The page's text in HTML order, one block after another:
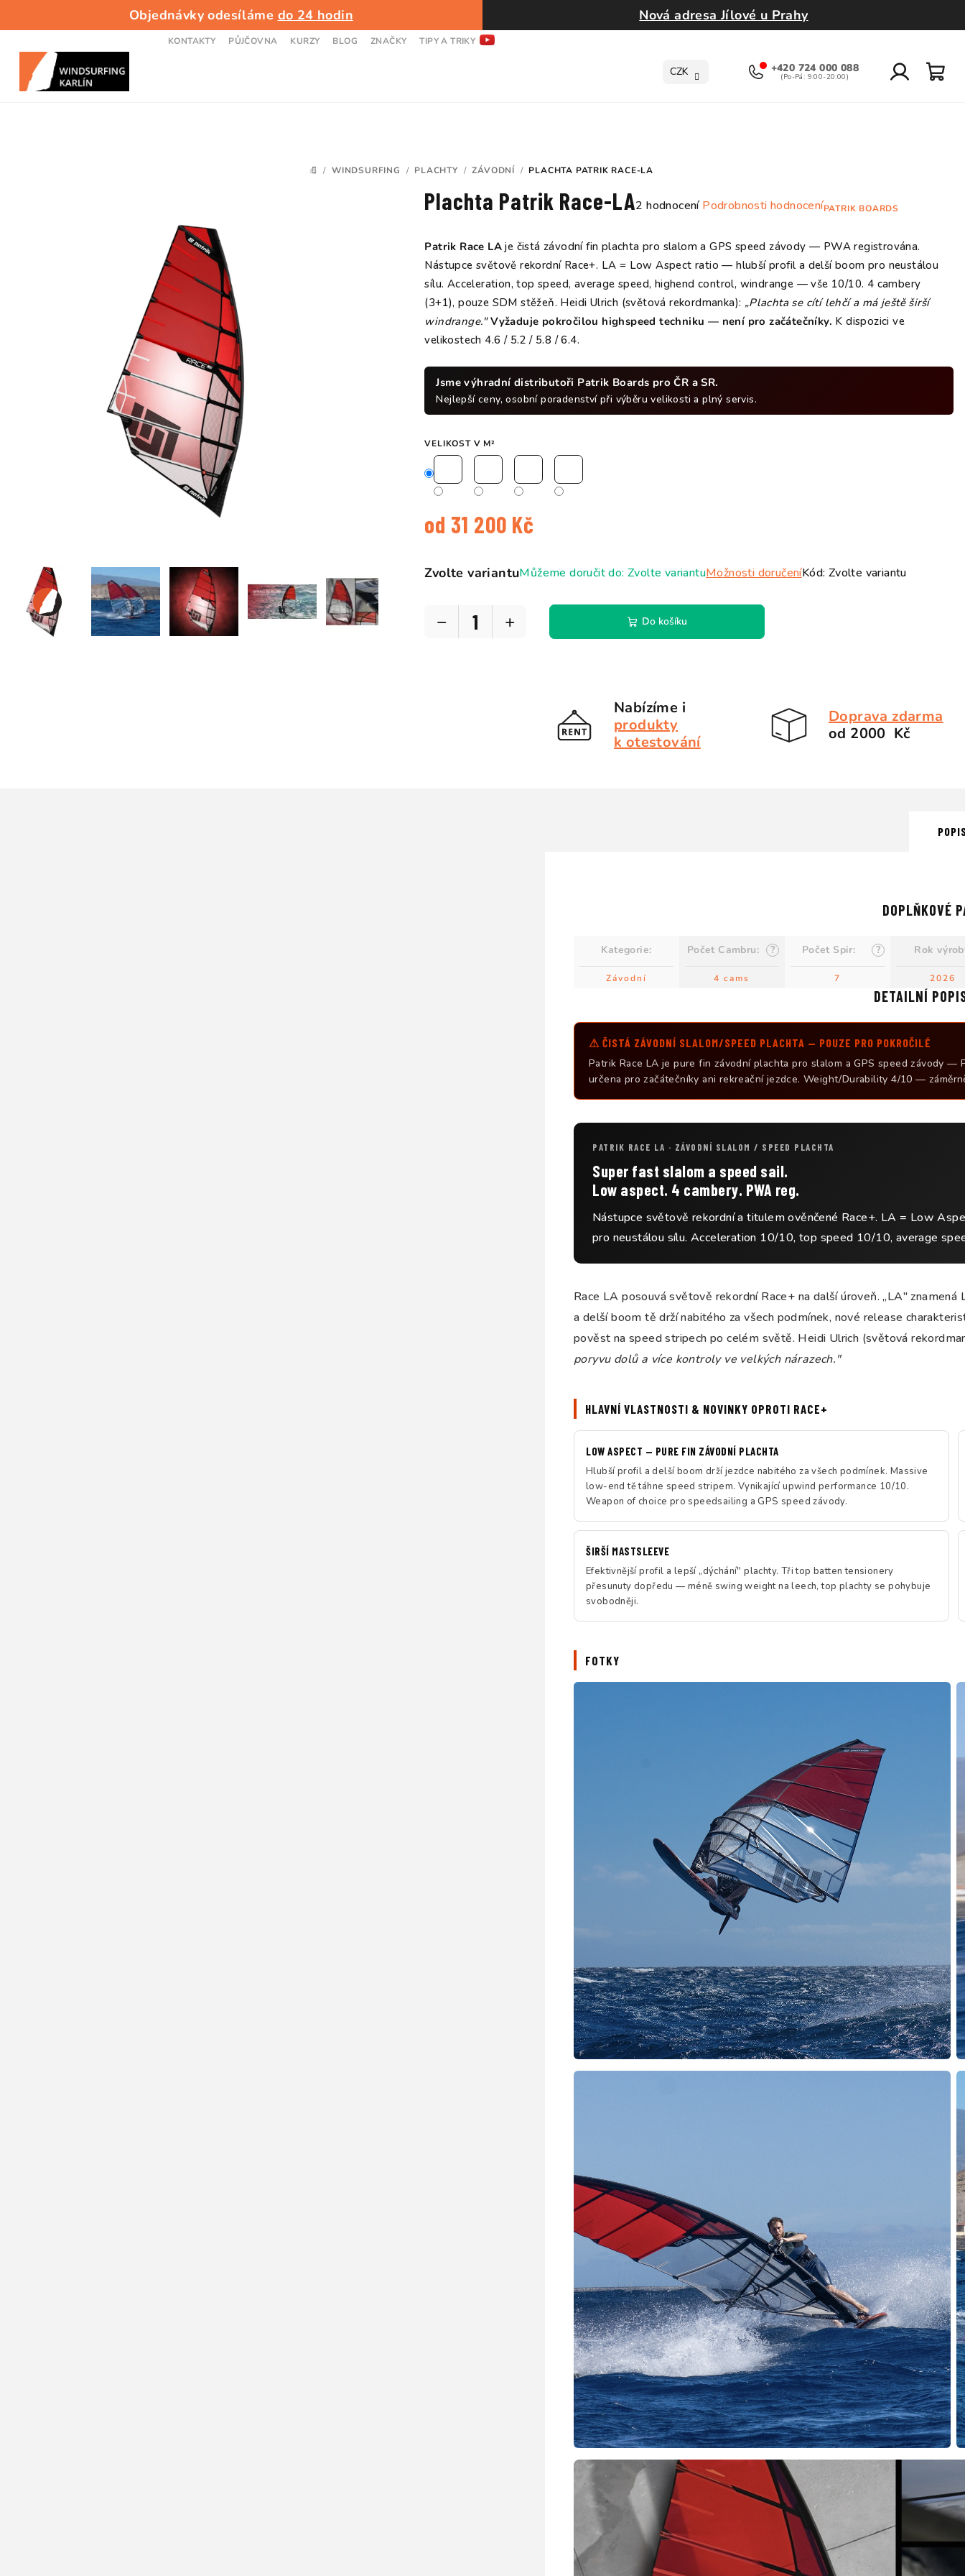
Objednávky odesíláme do 24 hodin Nová adresa Jílové u Prahy
KONTAKTY PŮJČOVNA KURZY BLOG ZNAČKY TIPY A TRIKY
CZK +420 724 000 088
DOMŮ
/ WINDSURFING / PLACHTY / ZÁVODNÍ / PLACHTA PATRIK RACE-LA
PATRIK BOARDS
Plachta Patrik Race-LAPrůměrné
produktu
je
5,0
z
5
hvězdiček.
2 hodnocení Podrobnosti hodnocení
Patrik Race LAje čistá závodní fin plachta pro slalom a GPS speed závody — PWA registrována.
Nástupce světově rekordní Race+. LA = Low Aspect ratio — hlubší profil a delší boom pro neustálou
sílu. Acceleration, top speed, average speed, highend control, windrange — vše 10/10. 4 cambery
(3+1), pouze SDM stěžeň. Heidi Ulrich (světová rekordmanka): „Plachta se cítí lehčí a má ještě širší
windrange." Vyžaduje pokročilou highspeed techniku — není pro začátečníky. K dispozici ve
velikostech 4.6 / 5.2 / 5.8 / 6.4.
Jsme výhradní distributoři Patrik Boards pro ČR a SR.
Nejlepší ceny, osobní poradenství při výběru velikosti a plný servis.
VELIKOST V M²
od 31 200 Kč
cena:
Zvolte variantuMůžeme doručit do: Zvolte variantuMožnosti doručeníKód: Zvolte variantu
+
− Do košíku
Nabízíme i
produkty
k otestování
Doprava zdarma
od 2000 Kč
DETAILNÍ
⚠ ČISTÁ ZÁVODNÍ SLALOM/SPEED PLACHTA — POUZE PRO POKROČILÉ
Patrik Race LA je pure fin závodní plachta pro slalom a GPS speed závody
určena pro začátečníky ani rekreační jezdce. Weight/Durability 4/10 —
PATRIK RACE LA · ZÁVODNÍ SLALOM / SPEED PLACHTA
Super fast slalom a speed sail.
Low aspect. 4 cambery. PWA reg.
Nástupce světově rekordní a titulem ověnčené Race+. LA = Low
pro neustálou sílu. Acceleration 10/10, top speed 10/10, average
Race LA posouvá světově rekordní Race+ na další úroveň. „LA"
a delší boom tě drží nabitého za všech podmínek, nové release
pověst na speed stripech po celém světě. Heidi Ulrich (světová
poryvu dolů a více kontroly ve velkých nárazech."
HLAVNÍ VLASTNOSTI & NOVINKY OPROTI RACE+
LOW ASPECT — PURE FIN ZÁVODNÍ PLACHTA
Hlubší profil a delší boom drží jezdce nabitého za všech podmínek. Massive
low-end tě táhne speed stripem. Vynikající upwind performance 10/10.
Weapon of choice pro speedsailing a GPS speed závody.
ŠIRŠÍ MASTSLEEVE
Efektivnější profil a lepší „dýchání" plachty. Tři top batten tensionery
přesunuty dopředu — méně swing weight na leech, top plachty se pohybuje
svobodněji.
FOTKY
DOPLŇKOVÉ
Kategorie:
Závodní
?
Počet Cambru:
4 cams
?
Počet Spir:
7
Rok
2026